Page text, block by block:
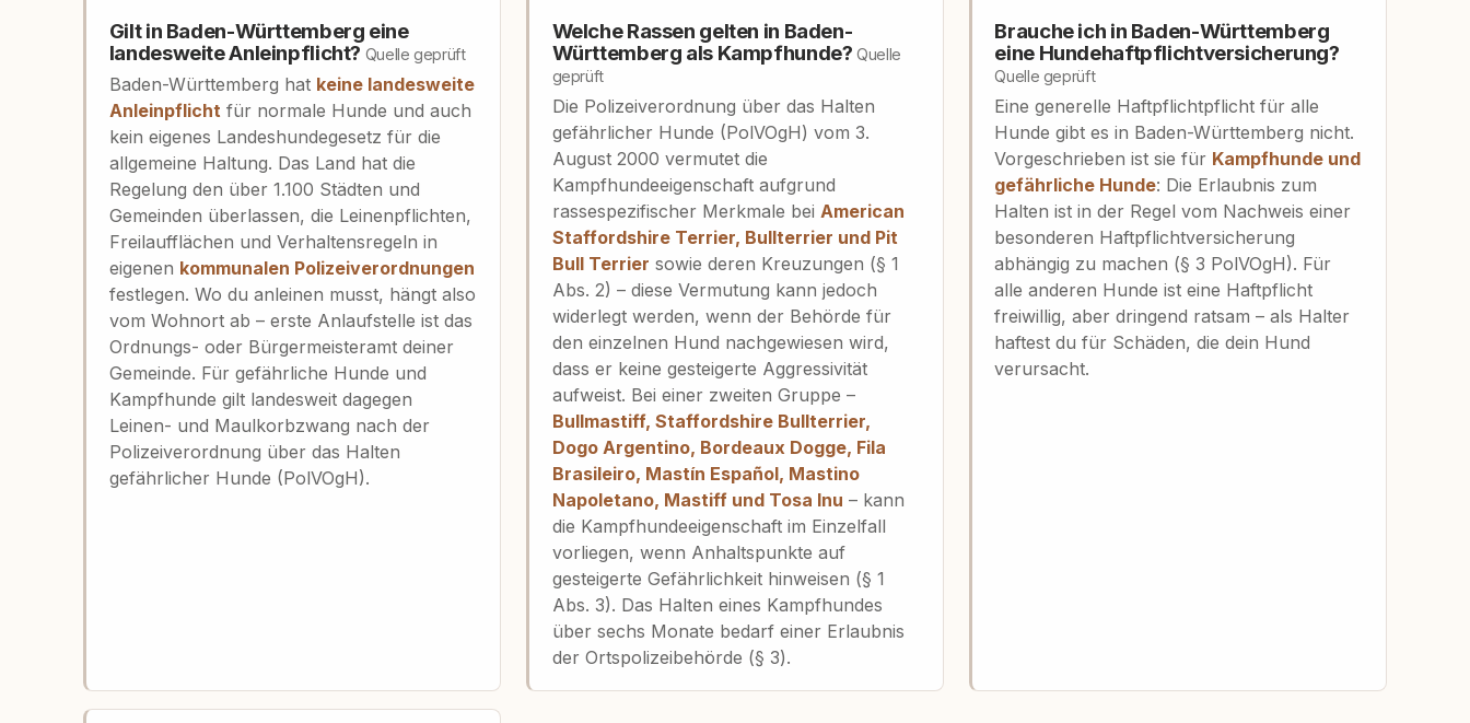
Gilt in Baden-Württemberg eine
landesweite Anleinpflicht? Quelle geprüft
Baden-Württemberg hat keine landesweite
Anleinpflichtfür normale Hunde und auch
kein eigenes Landeshundegesetz für die
allgemeine Haltung. Das Land hat die
Regelung den über 1.100 Städten und
Gemeinden überlassen, die Leinenpflichten,
Freilaufflächen und Verhaltensregeln in
eigenen kommunalen Polizeiverordnungen
festlegen. Wo du anleinen musst, hängt also
vom Wohnort ab – erste Anlaufstelle ist das
Ordnungs- oder Bürgermeisteramt deiner
Gemeinde. Für gefährliche Hunde und
Kampfhunde gilt landesweit dagegen
Leinen- und Maulkorbzwang nach der
Polizeiverordnung über das Halten
gefährlicher Hunde (PolVOgH).
Welche Rassen gelten in Baden-
Württemberg als Kampfhunde?Quelle
geprüft
Die Polizeiverordnung über das Halten
gefährlicher Hunde (PolVOgH) vom 3.
August 2000 vermutet die
Kampfhundeeigenschaft aufgrund
rassespezifischer Merkmale bei American
Staffordshire Terrier, Bullterrier und Pit
Bull Terrier sowie deren Kreuzungen (§ 1
Abs. 2) – diese Vermutung kann jedoch
widerlegt werden, wenn der Behörde für
den einzelnen Hund nachgewiesen wird,
dass er keine gesteigerte Aggressivität
aufweist. Bei einer zweiten Gruppe –
Bullmastiff, Staffordshire Bullterrier,
Dogo Argentino, Bordeaux Dogge, Fila
Brasileiro, Mastín Español, Mastino
Napoletano, Mastiff und Tosa Inu – kann
die Kampfhundeeigenschaft im Einzelfall
vorliegen, wenn Anhaltspunkte auf
gesteigerte Gefährlichkeit hinweisen (§ 1
Abs. 3). Das Halten eines Kampfhundes
über sechs Monate bedarf einer Erlaubnis
der Ortspolizeibehörde (§ 3).
Brauche ich in Baden-Württemberg
eine Hundehaftpflichtversicherung?
Quelle geprüft
Eine generelle Haftpflichtpflicht für alle
Hunde gibt es in Baden-Württemberg nicht.
Vorgeschrieben ist sie für Kampfhunde und
gefährliche Hunde: Die Erlaubnis zum
Halten ist in der Regel vom Nachweis einer
besonderen Haftpflichtversicherung
abhängig zu machen (§ 3 PolVOgH). Für
alle anderen Hunde ist eine Haftpflicht
freiwillig, aber dringend ratsam – als Halter
haftest du für Schäden, die dein Hund
verursacht.